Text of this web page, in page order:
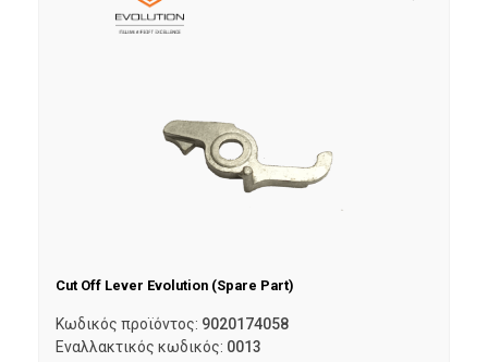
Cut Off Lever Evolution (Spare Part)
Κωδικός προϊόντος: 9020174058
Εναλλακτικός κωδικός: 0013